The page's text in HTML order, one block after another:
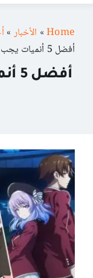
Home
» الأخبار»
أفضل 5 أنميات يجب مشاهدتها في شتاء 2024